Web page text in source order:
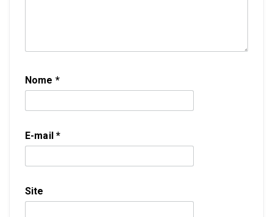
Nome *
E-mail*
Site